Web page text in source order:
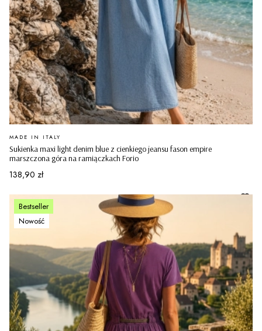
Sukienka maxi light denim blue z cienkiego jeansu fason empire
marszczona góra na ramiączkach Forio
PRODUCENT
MADE IN ITALY
Cena
138,90 zł
Bestseller
Nowość